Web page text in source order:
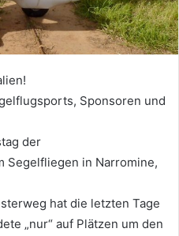
Sponsoren und
der
Segelfliegen in Narromine,
hat die letzten Tage
„nur“ auf Plätzen um den